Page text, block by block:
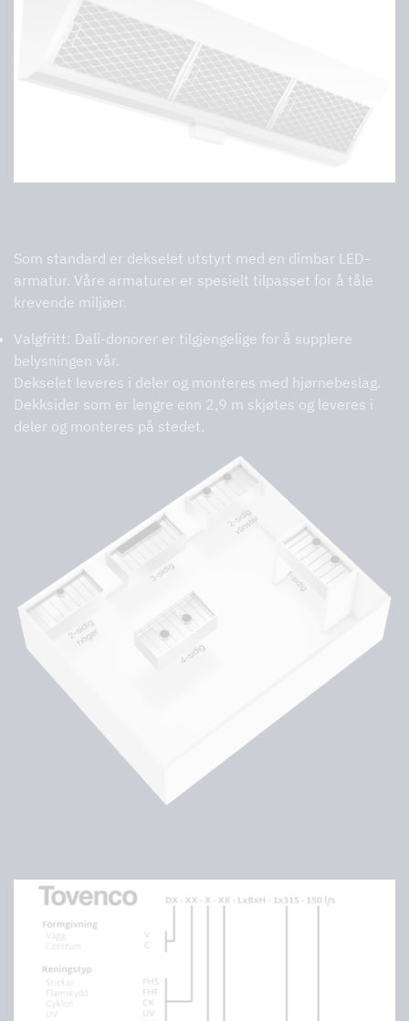
Som standard er dekselet utstyrt med en dimbar LED-
armatur. Våre armaturer er spesielt tilpasset for å tåle
krevende miljøer.
Valgfritt: Dali-donorer er tilgjengelige for å supplere
belysningen vår.
Dekselet leveres i deler og monteres med hjørnebeslag.
Dekksider som er lengre enn 2,9 m skjøtes og leveres i
deler og monteres på stedet.